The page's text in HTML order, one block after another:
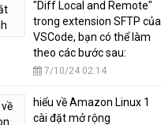
"Diff Local and Remote"
trong extension SFTP của
VSCode, bạn có thể làm
theo các bước sau:
7/10/24 02:14
hiểu về Amazon Linux 1
cài đặt mở rộng